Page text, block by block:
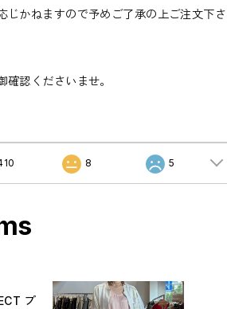
じかねますので予めご了承の上ご注文下さ
確認くださいませ。
8 5
プ